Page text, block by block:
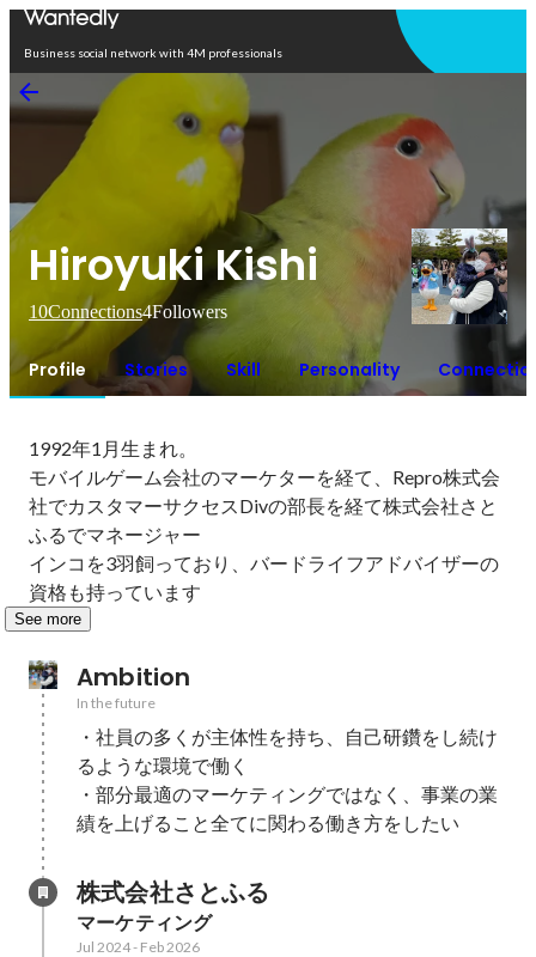
Business social network with 4M professionals
Hiroyuki Kishi
10Connections4Followers
Profile Stories Skill Personality
1992年1月生まれ。
モバイルゲーム会社のマーケターを経て、Repro株式会
社でカスタマーサクセスDivの部長を経て株式会社さと
ふるでマネージャー
インコを3羽飼っており、バードライフアドバイザーの
資格も持っています
See more
Ambition
In the future
・社員の多くが主体性を持ち、自己研鑽をし続け
るような環境で働く
・部分最適のマーケティングではなく、事業の業
績を上げること全てに関わる働き方をしたい
株式会社さとふる
マーケティング
Jul 2024- Feb 2026